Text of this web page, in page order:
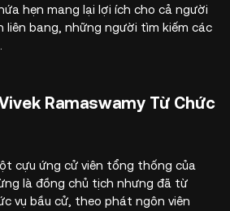
hẹn mang lại lợi ích cho cả người
liên bang, những người tìm kiếm các
Ramaswamy Từ Chức
cựu ứng cử viên tổng thống của
là đồng chủ tịch nhưng đã từ
vụ bầu cử, theo phát ngôn viên